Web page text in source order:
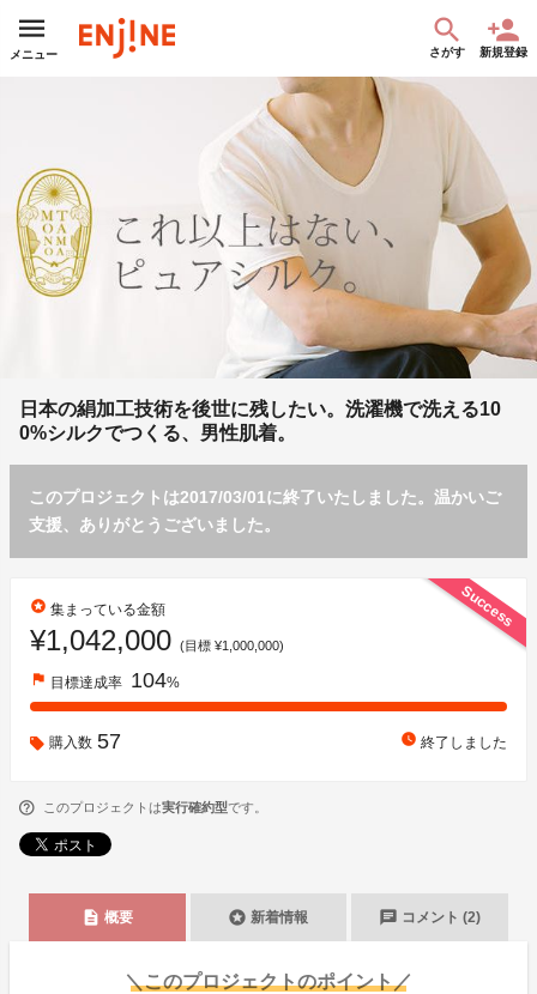
メニュー さがす 新規登録
日本の絹加工技術を後世に残したい。洗濯機で洗える10
0%シルクでつくる、男性肌着。
このプロジェクトは2017/03/01に終了いたしました。温かいご
支援、ありがとうございました。
Success
stars 集まっている金額
¥1,042,000 (目標 ¥1,000,000)
flag 目標達成率 104%
購入数 57 watch_later 終了しました
このプロジェクトは実行確約型です。
description 概要 stars 新着情報 chat コメント (2)
＼このプロジェクトのポイント／